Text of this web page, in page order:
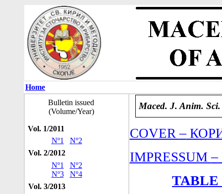
Home
Bulletin issued
(Volume/Year)
Vol. 1/2011
Nº1
Nº2
Vol. 2/2012
Nº1
Nº2
Nº3
Nº4
Vol. 3/2013
Maced. J. Anim. Sci.
COVER–
IMPRESSUM–
TABLE